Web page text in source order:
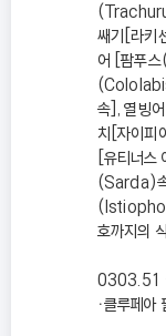
쌔기[라
어 [팜푸
속], 열빙
치[자이피
[유티너
(Sarda)속
호까지의
0303.51
ㆍ클루페